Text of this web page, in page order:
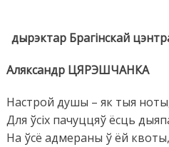
дырэктар Брагінскай
Аляксандр ЦЯРЭШЧАНКА
Настрой душы – як тыя
Для ўсіх пачуццяў ёсць
На ўсё адмераны ў ёй квоты,